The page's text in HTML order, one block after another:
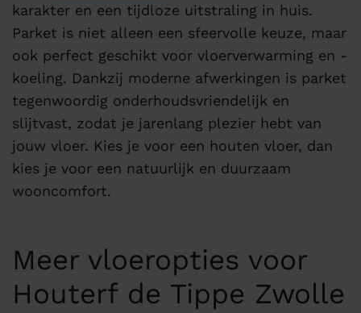
karakter en een tijdloze uitstraling in huis.
Parket is niet alleen een sfeervolle keuze, maar
ook perfect geschikt voor vloerverwarming en -
koeling. Dankzij moderne afwerkingen is parket
tegenwoordig onderhoudsvriendelijk en
slijtvast, zodat je jarenlang plezier hebt van
jouw vloer. Kies je voor een houten vloer, dan
kies je voor een natuurlijk en duurzaam
wooncomfort.
Meer vloeropties voor
Houterf de Tippe Zwolle